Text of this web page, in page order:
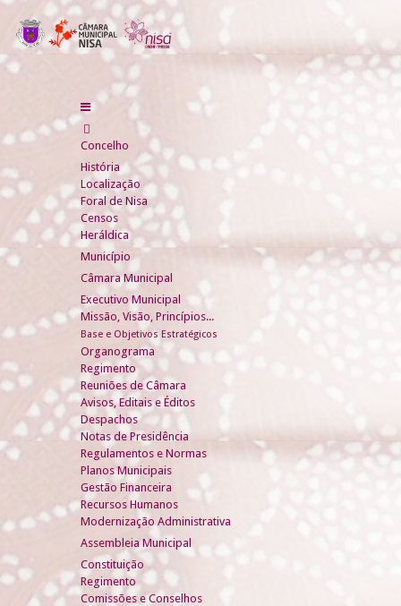
Concelho
História
Localização
Foral de Nisa
Censos
Heráldica
Município
Câmara Municipal
Executivo Municipal
Missão, Visão, Princípios...
Base e Objetivos Estratégicos
Organograma
Regimento
Reuniões de Câmara
Avisos, Editais e Éditos
Despachos
Notas de Presidência
Regulamentos e Normas
Planos Municipais
Gestão Financeira
Recursos Humanos
Modernização Administrativa
Assembleia Municipal
Constituição
Regimento
Comissões e Conselhos